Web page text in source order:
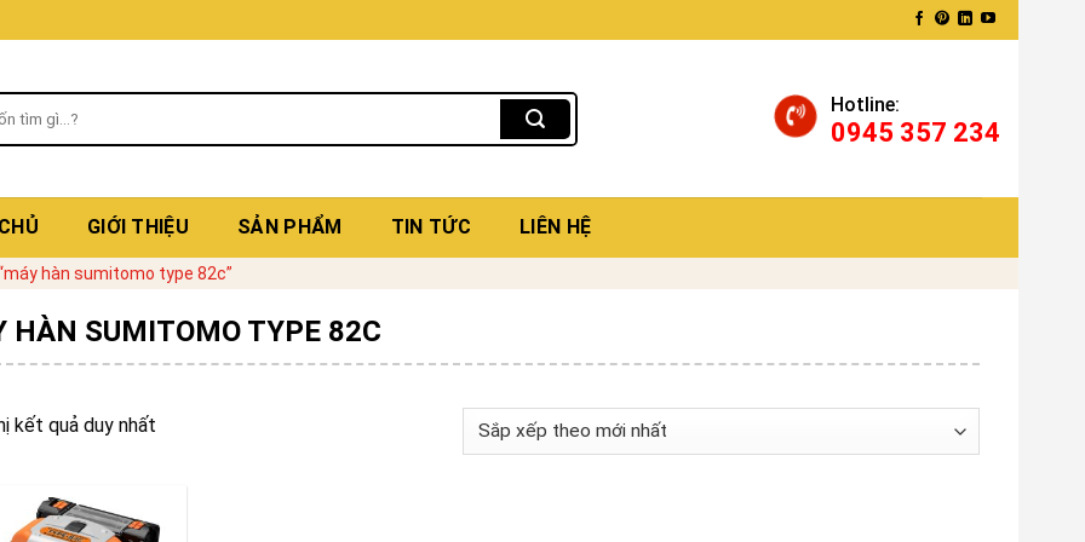
Hotline:
0945 357 234
GIỚI THIỆU SẢN PHẨM TIN TỨC LIÊN HỆ
hàn sumitomo type 82c”
HÀN SUMITOMO TYPE 82C
kết quả duy nhất